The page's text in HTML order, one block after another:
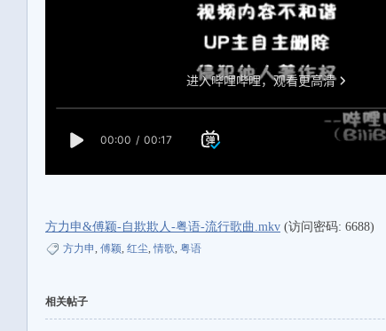
方力申&傅颖-自欺欺人-粤语-流行歌曲.mkv (访问密码: 6688)
方力申, 傅颖, 红尘,情歌, 粤语
相关帖子